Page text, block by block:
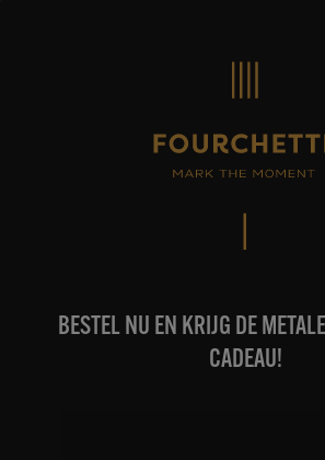
BESTEL NU EN KRIJG DE
CADEAU!